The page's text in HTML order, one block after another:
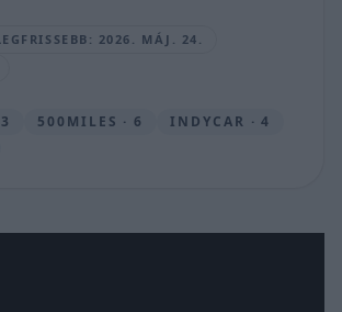
2026. MÁJ. 24.
500MILES · 6
INDYCAR · 4